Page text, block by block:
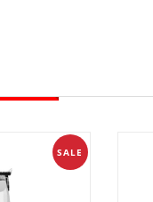
SALE